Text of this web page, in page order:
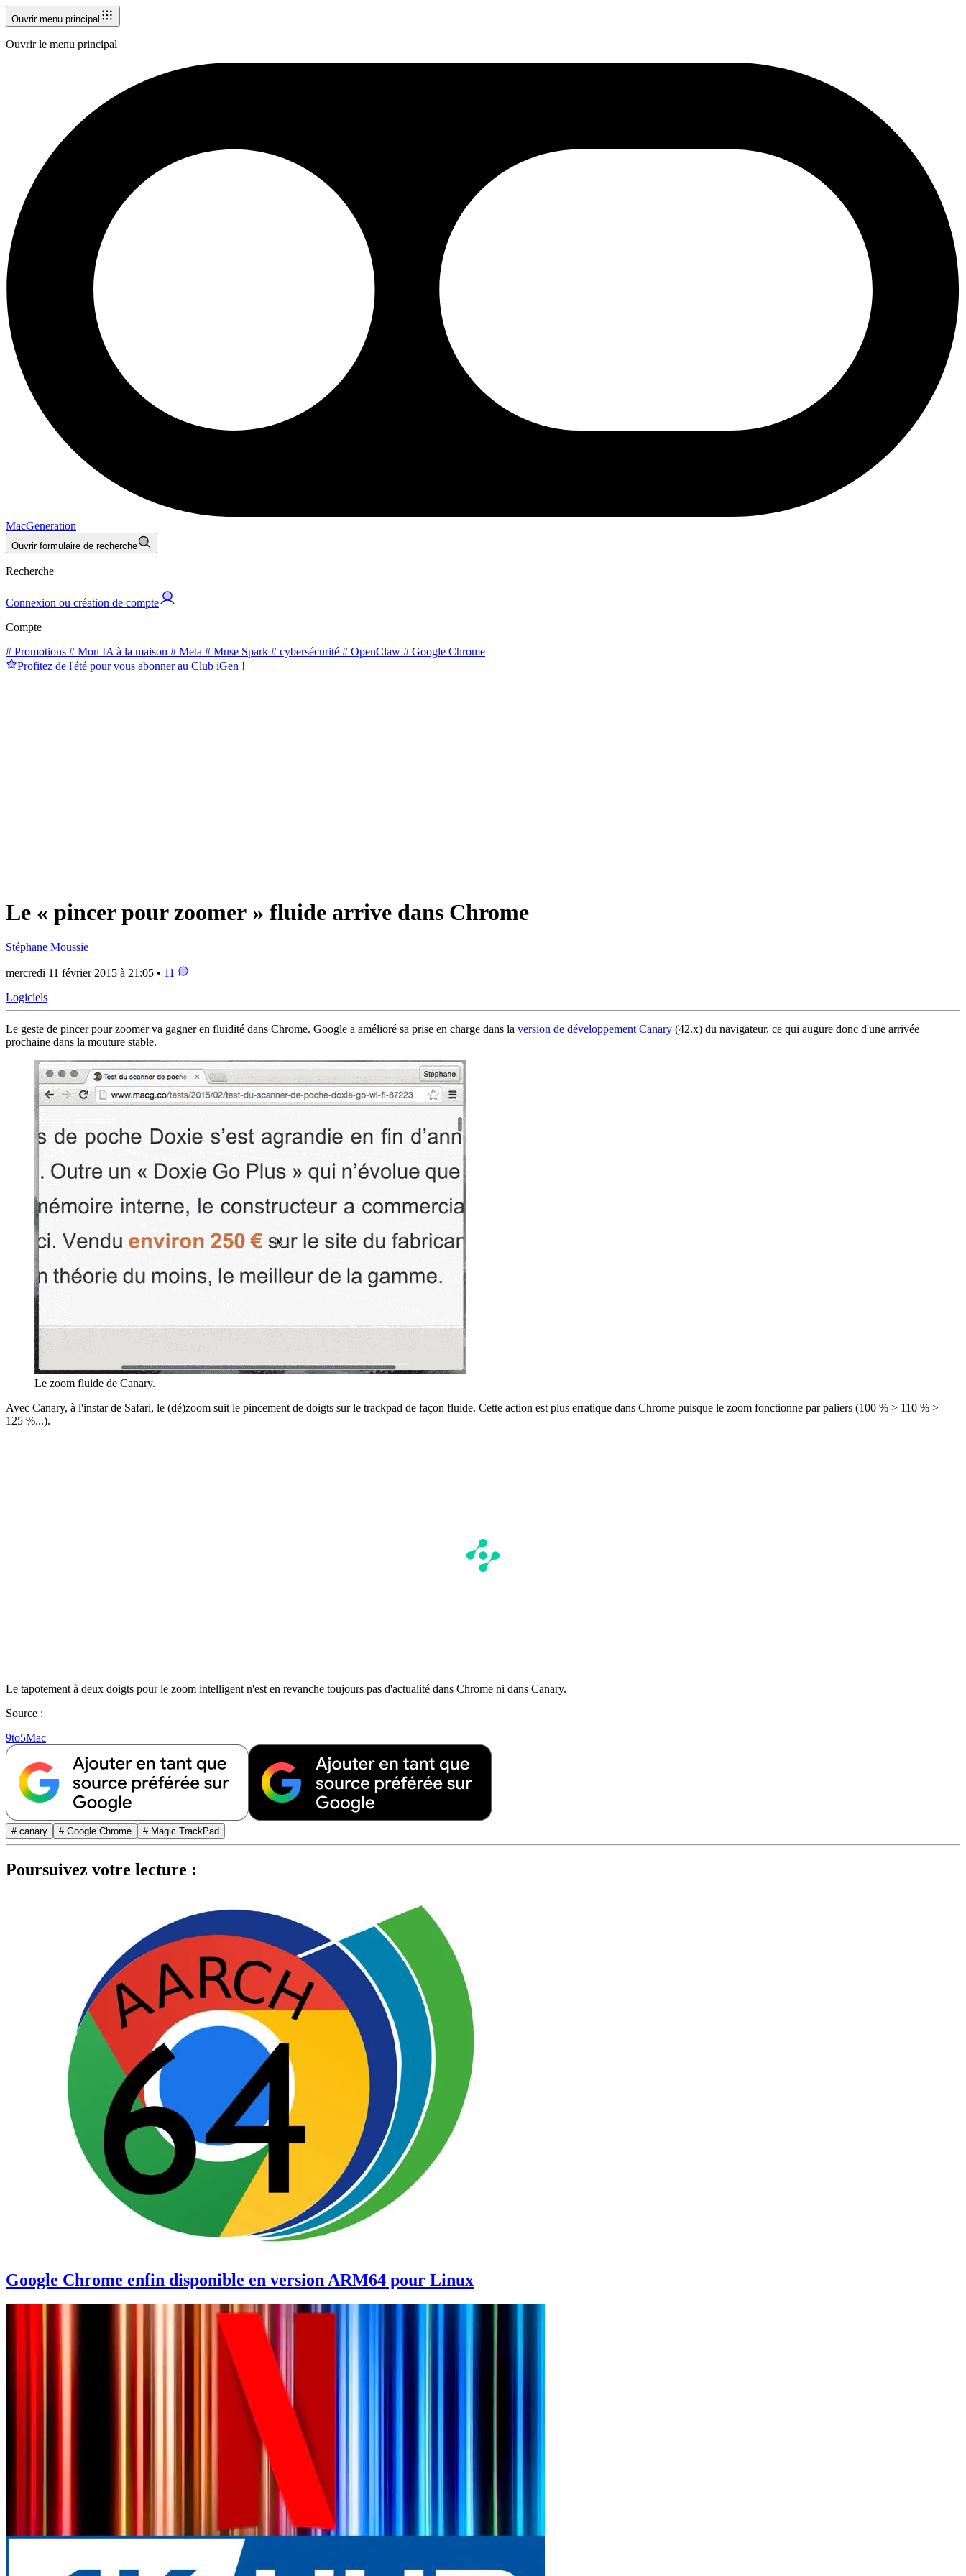
Ouvrir menu principal
Ouvrir le menu principal
MacGeneration
Ouvrir formulaire de recherche
Recherche
Connexion ou création de compte
Compte
# Promotions # Mon IA à la maison # Meta # Muse Spark # cybersécurité # OpenClaw # Google Chrome
Profitez de l'été pour vous abonner au Club iGen !
Le « pincer pour zoomer » fluide arrive dans Chrome
Stéphane Moussie
mercredi 11 février 2015 à 21:05 • 11
Logiciels
Le geste de pincer pour zoomer va gagner en fluidité dans Chrome. Google a amélioré sa prise en charge dans la version de développement Canary (42.x) du navigateur, ce qui augure donc d'une arrivée
prochaine dans la mouture stable.
Le zoom fluide de Canary.
Avec Canary, à l'instar de Safari, le (dé)zoom suit le pincement de doigts sur le trackpad de façon fluide. Cette action est plus erratique dans Chrome puisque le zoom fonctionne par paliers (100 % > 110 % >
125 %...).
Le tapotement à deux doigts pour le zoom intelligent n'est en revanche toujours pas d'actualité dans Chrome ni dans Canary.
Source :
9to5Mac
# canary # Google Chrome # Magic TrackPad
Poursuivez votre lecture :
Google Chrome enfin disponible en version ARM64 pour Linux